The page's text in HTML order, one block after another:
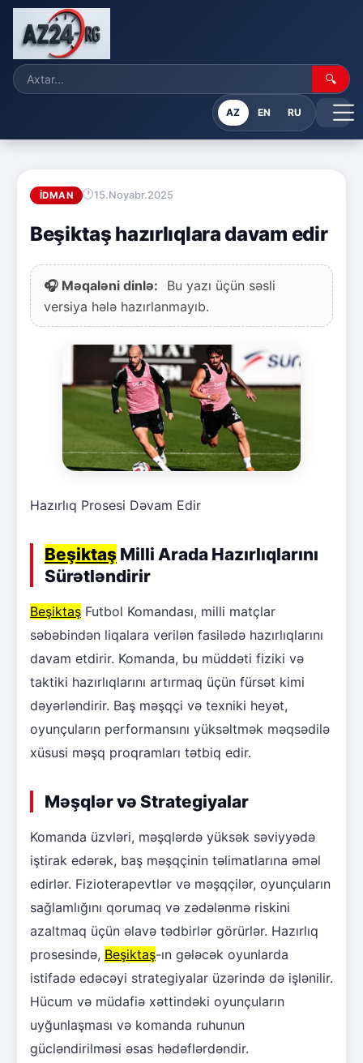
🔍
AZ EN RU
İDMAN 15.Noyabr.2025
Beşiktaş hazırlıqlara davam edir
🎧 Məqaləni dinlə:
Bu yazı üçün səsli
versiya hələ hazırlanmayıb.
Hazırlıq Prosesi Dəvam Edir
Beşiktaş Milli Arada Hazırlıqlarını
Sürətləndirir
Beşiktaş Futbol Komandası, milli matçlar
səbəbindən liqalara verilən fasilədə hazırlıqlarını
davam etdirir. Komanda, bu müddəti fiziki və
taktiki hazırlıqlarını artırmaq üçün fürsət kimi
dəyərləndirir. Baş məşqçi və texniki heyət,
oyunçuların performansını yüksəltmək məqsədilə
xüsusi məşq proqramları tətbiq edir.
Məşqlər və Strategiyalar
Komanda üzvləri, məşqlərdə yüksək səviyyədə
iştirak edərək, baş məşqçinin təlimatlarına əməl
edirlər. Fizioterapevtlər və məşqçilər, oyunçuların
sağlamlığını qorumaq və zədələnmə riskini
azaltmaq üçün əlavə tədbirlər görürlər. Hazırlıq
prosesində, Beşiktaş-ın gələcək oyunlarda
istifadə edəcəyi strategiyalar üzərində də işlənilir.
Hücum və müdafiə xəttindəki oyunçuların
uyğunlaşması və komanda ruhunun
gücləndirilməsi əsas hədəflərdəndir.